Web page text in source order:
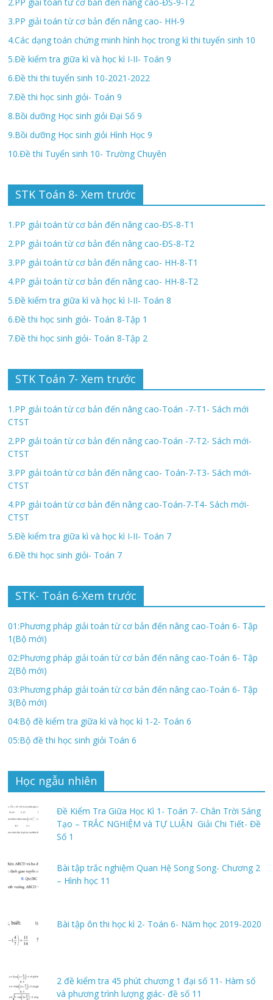
3.PP giải toán từ cơ bản đến nâng cao- HH-9
4.Các dạng toán chứng minh hình học trong kì thi tuyển sinh 10
5.Đề kiểm tra giữa kì và học kì I-II- Toán 9
6.Đề thi thi tuyển sinh 10-2021-2022
7.Đề thi học sinh giỏi- Toán 9
8.Bồi dưỡng Học sinh giỏi Đại Số 9
9.Bồi dưỡng Học sinh giỏi Hình Học 9
10.Đề thi Tuyển sinh 10- Trường Chuyên
STK Toán 8- Xem trước
1.PP giải toán từ cơ bản đến nâng cao-ĐS-8-T1
2.PP giải toán từ cơ bản đến nâng cao-ĐS-8-T2
3.PP giải toán từ cơ bản đến nâng cao- HH-8-T1
4.PP giải toán từ cơ bản đến nâng cao- HH-8-T2
5.Đề kiểm tra giữa kì và học kì I-II- Toán 8
6.Đề thi học sinh giỏi- Toán 8-Tập 1
7.Đề thi học sinh giỏi- Toán 8-Tập 2
STK Toán 7- Xem trước
1.PP giải toán từ cơ bản đến nâng cao-Toán -7-T1- Sách mới
CTST
2.PP giải toán từ cơ bản đến nâng cao-Toán -7-T2- Sách mới-
CTST
3.PP giải toán từ cơ bản đến nâng cao- Toán-7-T3- Sách mới-
CTST
4.PP giải toán từ cơ bản đến nâng cao-Toán-7-T4- Sách mới-
CTST
5.Đề kiểm tra giữa kì và học kì I-II- Toán 7
6.Đề thi học sinh giỏi- Toán 7
STK- Toán 6-Xem trước
01:Phương pháp giải toán từ cơ bản đến nâng cao-Toán 6- Tập
1(Bộ mới)
02:Phương pháp giải toán từ cơ bản đến nâng cao-Toán 6- Tập
2(Bộ mới)
03:Phương pháp giải toán từ cơ bản đến nâng cao-Toán 6- Tập
3(Bộ mới)
04:Bộ đề kiểm tra giữa kì và học kì 1-2- Toán 6
05:Bộ đề thi học sinh giỏi Toán 6
Học ngẫu nhiên
Đề Kiểm Tra Giữa Học Kì 1- Toán 7- Chân Trời Sáng
Tạo – TRẮC NGHIỆM và TỰ LUẬN Giải Chi Tiết- Đề
Số 1
Bài tập trắc nghiệm Quan Hệ Song Song- Chương 2
– Hình học 11
Bài tập ôn thi học kì 2- Toán 6- Năm học 2019-2020
2 đề kiểm tra 45 phút chương 1 đại số 11- Hàm số
và phương trình lượng giác- đề số 11